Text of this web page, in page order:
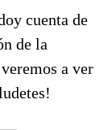
cuenta de
de la
a ver